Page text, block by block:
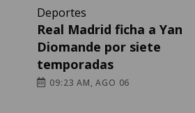
Deportes
Real Madrid ficha a Yan
Diomande por siete
temporadas
09:23 AM, AGO 06